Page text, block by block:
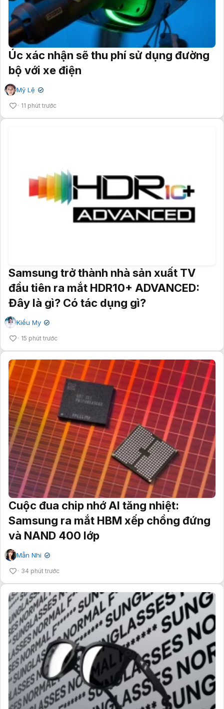
Úc xác nhận sẽ thu phí sử dụng đường
bộ với xe điện
Mỹ Lệ ✔
11 phút trước
Samsung trở thành nhà sản xuất TV
đầu tiên ra mắt HDR10+ ADVANCED:
Đây là gì? Có tác dụng gì?
Kiều My ✔
15 phút trước
Cuộc đua chip nhớ AI tăng nhiệt:
Samsung ra mắt HBM xếp chồng đứng
và NAND 400 lớp
Mẫn Nhi ✔
34 phút trước